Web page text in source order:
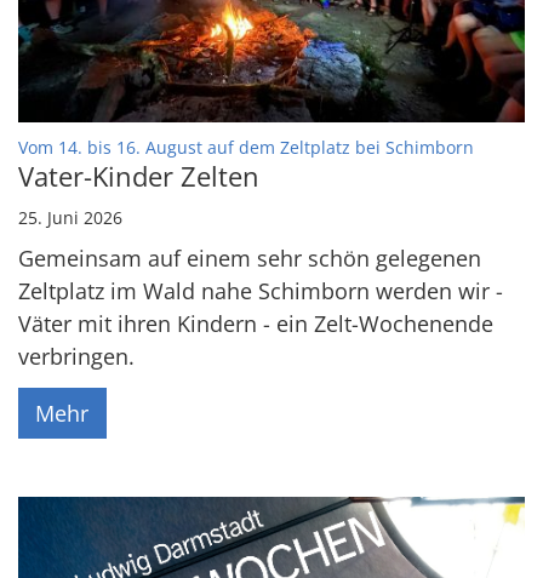
Vom 14. bis 16. August auf dem Zeltplatz bei Schimborn
Vater-Kinder Zelten
25. Juni 2026
Gemeinsam auf einem sehr schön gelegenen
Zeltplatz im Wald nahe Schimborn werden wir -
Väter mit ihren Kindern - ein Zelt-Wochenende
verbringen.
Mehr